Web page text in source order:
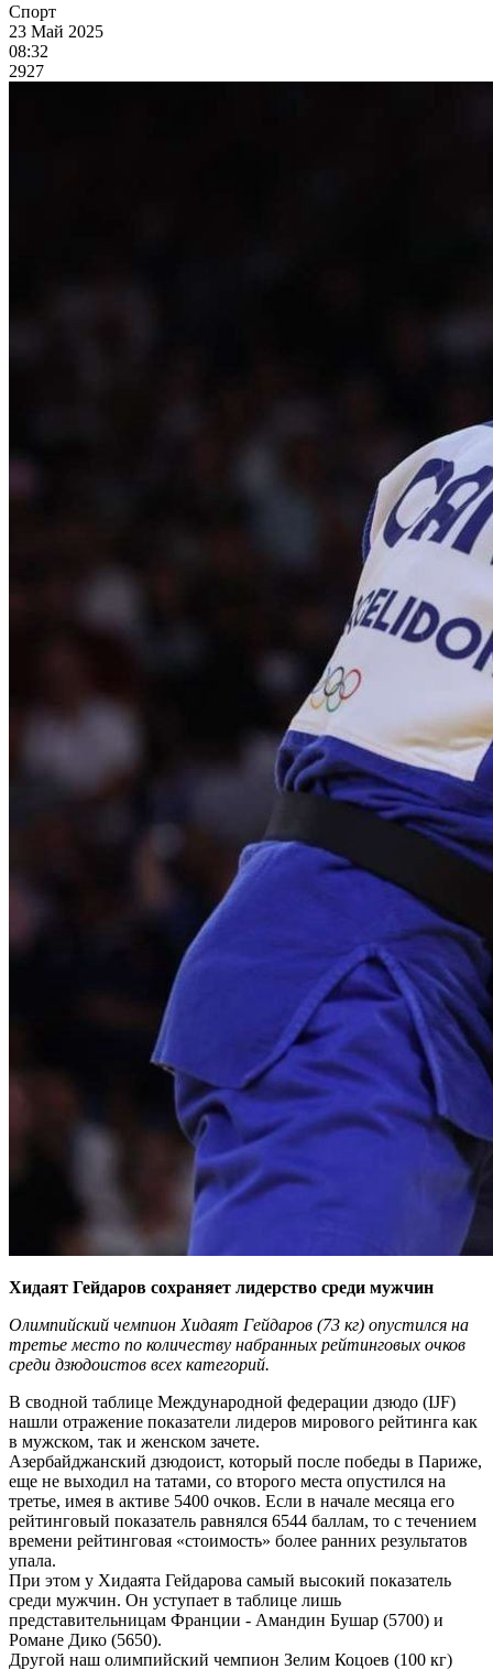
Спорт
23 Май 2025
08:32
2927
Хидаят Гейдаров сохраняет лидерство среди мужчин
Олимпийский чемпион Хидаят Гейдаров (73 кг) опустился на
третье место по количеству набранных рейтинговых очков
среди дзюдоистов всех категорий.
В сводной таблице Международной федерации дзюдо (IJF)
нашли отражение показатели лидеров мирового рейтинга как
в мужском, так и женском зачете.
Азербайджанский дзюдоист, который после победы в Париже,
еще не выходил на татами, со второго места опустился на
третье, имея в активе 5400 очков. Если в начале месяца его
рейтинговый показатель равнялся 6544 баллам, то с течением
времени рейтинговая «стоимость» более ранних результатов
упала.
При этом у Хидаята Гейдарова самый высокий показатель
среди мужчин. Он уступает в таблице лишь
представительницам Франции - Амандин Бушар (5700) и
Романе Дико (5650).
Другой наш олимпийский чемпион Зелим Коцоев (100 кг)